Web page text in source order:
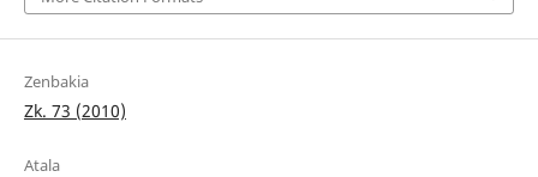
Zenbakia
Zk. 73 (2010)
Atala